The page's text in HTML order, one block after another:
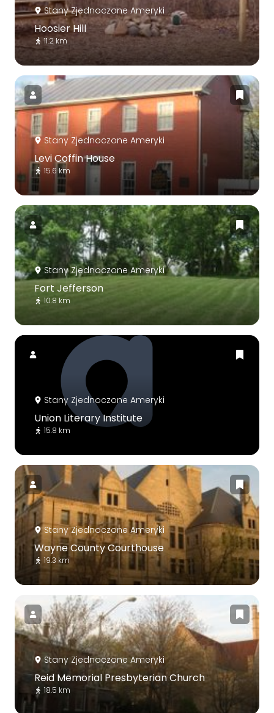
Stany Zjednoczone Ameryki
Hoosier Hill
11.2 km
Stany Zjednoczone Ameryki
Levi Coffin House
15.6 km
Stany Zjednoczone Ameryki
Fort Jefferson
10.8 km
Stany Zjednoczone Ameryki
Union Literary Institute
15.8 km
Stany Zjednoczone Ameryki
Wayne County Courthouse
19.3 km
Stany Zjednoczone Ameryki
Reid Memorial Presbyterian Church
18.5 km